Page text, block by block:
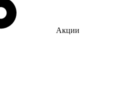
Акции